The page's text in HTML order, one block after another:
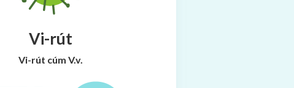
Vi-rút
Vi-rút cúm V.v.